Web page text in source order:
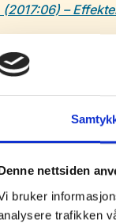
Denne nettsiden
bruker
trafikken
(2017:06) –
(2017:01) –
– Kartlegging av
– Kartlegging av